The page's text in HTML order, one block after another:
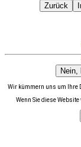
Zurück
Nein,
Wir kümmern uns um Ihre
Wenn Sie diese